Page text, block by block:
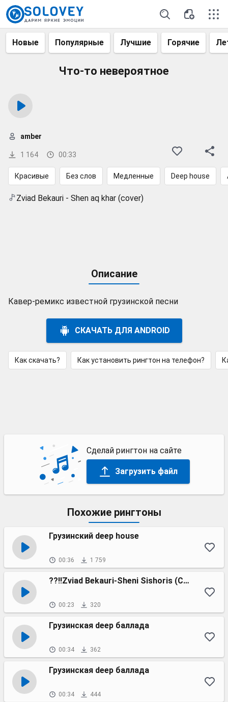
Новые Популярные Лучшие Горячие
Что-то невероятное
1 164 00:33
amber
Красивые Без слов Медленные Deep house
Zviad Bekauri - Shen aq khar (cover)
Описание
Кавер-ремикс известной грузинской песни
СКАЧАТЬ ДЛЯ ANDROID
Как скачать? Как установить рингтон на телефон?
Сделай рингтон на сайте
Загрузить файл
Похожие рингтоны
Грузинский deep house
00:36 1 759
??!!Zviad Bekauri-Sheni Sishoris (Cover by-Zviad Bekauri
00:23 320
Грузинская deep баллада
00:34 362
Грузинская deep баллада
00:34 444